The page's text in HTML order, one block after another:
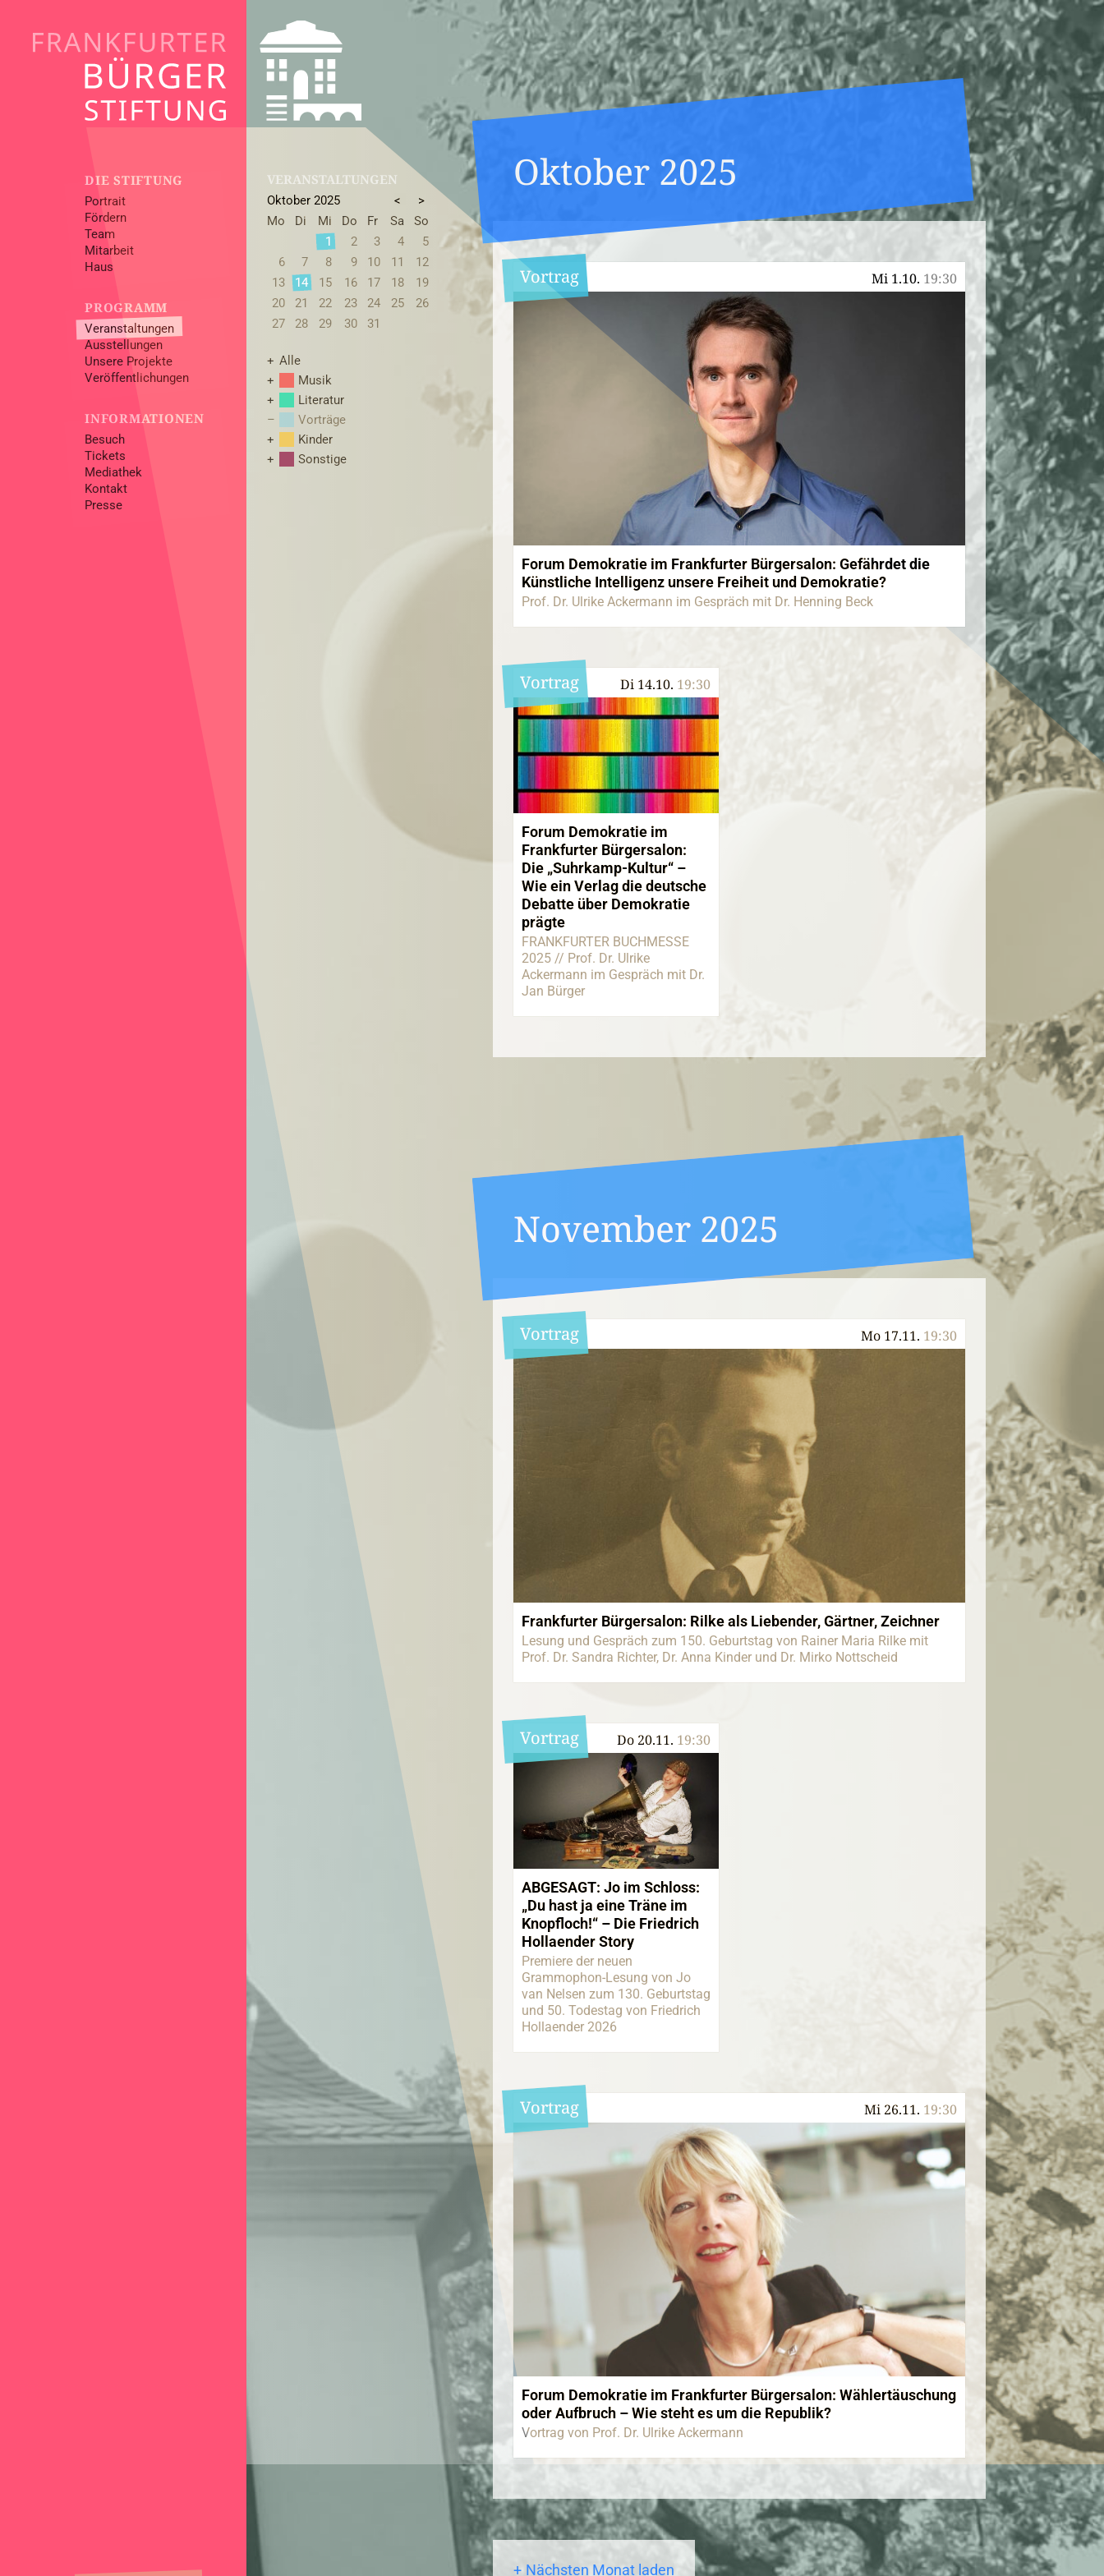
DIE STIFTUNG
Portrait
Fördern
Team
Mitarbeit
Haus
PROGRAMM
Veranstaltungen
Ausstellungen
Unsere Projekte
Veröffentlichungen
INFORMATIONEN
Besuch
Tickets
Mediathek
Kontakt
Presse
VERANSTALTUNGEN
Oktober 2025 <
>
Mo
Di Mi Do Fr Sa
So
1
2 3 4
5
6
7 8 9 10 11
12
13
14 15 16 17 18
19
20
21 22 23 24 25
26
27
28 29 30 31
Alle
Musik
Literatur
Vorträge
Kinder
Sonstige
Oktober 2025
Mi 1.10. 19:30
Vortrag
Forum Demokratie im Frankfurter Bürgersalon: Gefährdet die
Künstliche Intelligenz unsere Freiheit und Demokratie?
Prof. Dr. Ulrike Ackermann im Gespräch mit Dr. Henning Beck
Di 14.10. 19:30
Vortrag
Forum Demokratie im
Frankfurter Bürgersalon:
Die „Suhrkamp-Kultur“ –
Wie ein Verlag die deutsche
Debatte über Demokratie
prägte
FRANKFURTER BUCHMESSE
2025 // Prof. Dr. Ulrike
Ackermann im Gespräch mit Dr.
Jan Bürger
November 2025
Mo 17.11. 19:30
Vortrag
Frankfurter Bürgersalon: Rilke als Liebender, Gärtner, Zeichner
Lesung und Gespräch zum 150. Geburtstag von Rainer Maria Rilke mit
Prof. Dr. Sandra Richter, Dr. Anna Kinder und Dr. Mirko Nottscheid
Do 20.11. 19:30
Vortrag
ABGESAGT: Jo im Schloss:
„Du hast ja eine Träne im
Knopfloch!“ – Die Friedrich
Hollaender Story
Premiere der neuen
Grammophon-Lesung von Jo
van Nelsen zum 130. Geburtstag
und 50. Todestag von Friedrich
Hollaender 2026
Mi 26.11. 19:30
Vortrag
Forum Demokratie im Frankfurter Bürgersalon: Wählertäuschung
oder Aufbruch – Wie steht es um die Republik?
Vortrag von Prof. Dr. Ulrike Ackermann
Nächsten Monat laden